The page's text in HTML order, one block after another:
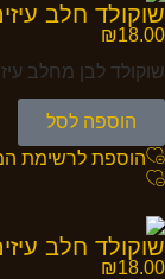
שוקולד חלב
₪18.00
שוקולד לבן מחלב
הוספה לסל
הוספת לרשימת
שוקולד חלב
₪18.00